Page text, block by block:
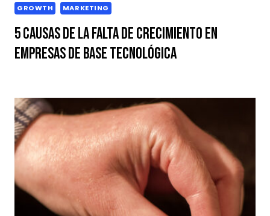
GROWTH MARKETING
5 Causas de la Falta de Crecimiento en
Empresas de Base Tecnológica